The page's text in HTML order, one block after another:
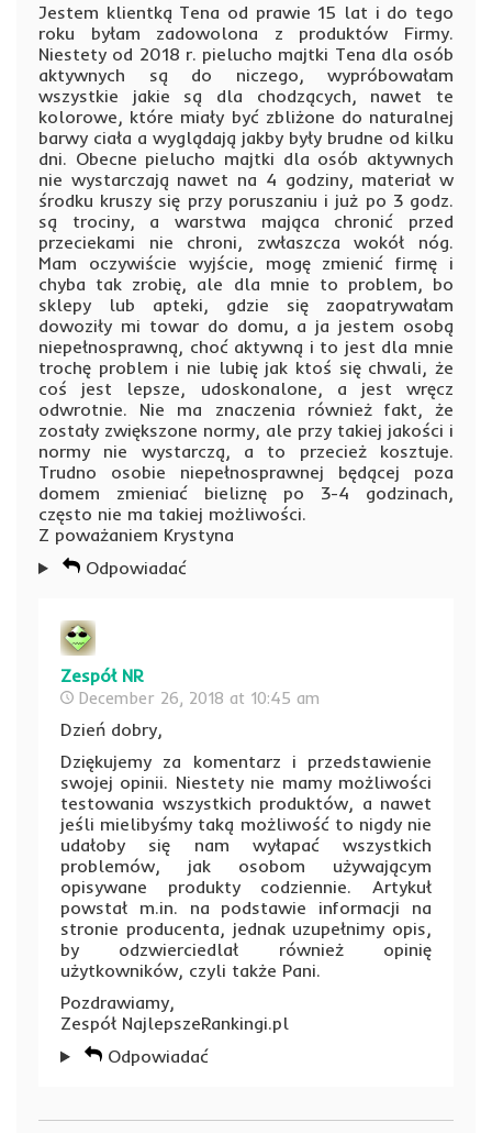
Jestem klientką Tena od prawie 15 lat i do tego
roku byłam zadowolona z produktów Firmy.
Niestety od 2018 r. pielucho majtki Tena dla osób
aktywnych są do niczego, wypróbowałam
wszystkie jakie są dla chodzących, nawet te
kolorowe, które miały być zbliżone do naturalnej
barwy ciała a wyglądają jakby były brudne od kilku
dni. Obecne pielucho majtki dla osób aktywnych
nie wystarczają nawet na 4 godziny, materiał w
środku kruszy się przy poruszaniu i już po 3 godz.
są trociny, a warstwa mająca chronić przed
przeciekami nie chroni, zwłaszcza wokół nóg.
Mam oczywiście wyjście, mogę zmienić firmę i
chyba tak zrobię, ale dla mnie to problem, bo
sklepy lub apteki, gdzie się zaopatrywałam
dowoziły mi towar do domu, a ja jestem osobą
niepełnosprawną, choć aktywną i to jest dla mnie
trochę problem i nie lubię jak ktoś się chwali, że
coś jest lepsze, udoskonalone, a jest wręcz
odwrotnie. Nie ma znaczenia również fakt, że
zostały zwiększone normy, ale przy takiej jakości i
normy nie wystarczą, a to przecież kosztuje.
Trudno osobie niepełnosprawnej będącej poza
domem zmieniać bieliznę po 3-4 godzinach,
często nie ma takiej możliwości.
Z poważaniem Krystyna
Odpowiadać
Zespół NR
December 26, 2018 at 10:45 am
Dzień dobry,
Dziękujemy za komentarz i przedstawienie
swojej opinii. Niestety nie mamy możliwości
testowania wszystkich produktów, a nawet
jeśli mielibyśmy taką możliwość to nigdy nie
udałoby się nam wyłapać wszystkich
problemów, jak osobom używającym
opisywane produkty codziennie. Artykuł
powstał m.in. na podstawie informacji na
stronie producenta, jednak uzupełnimy opis,
by odzwierciedlał również opinię
użytkowników, czyli także Pani.
Pozdrawiamy,
Zespół NajlepszeRankingi.pl
Odpowiadać